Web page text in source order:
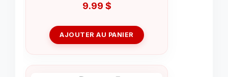
9.99 $
AJOUTER AU PANIER